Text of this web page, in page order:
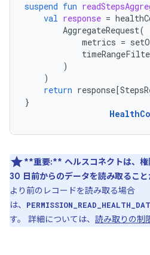
suspend fun
val response =
AggregateRequest(
metrics =
)
)
return response[
}
**重要:** ヘルスコネクトは、
30 日前からのデータを読み取ること
より前のレコードを読み取る場合
は、
す。 詳細については、 読み取りの制